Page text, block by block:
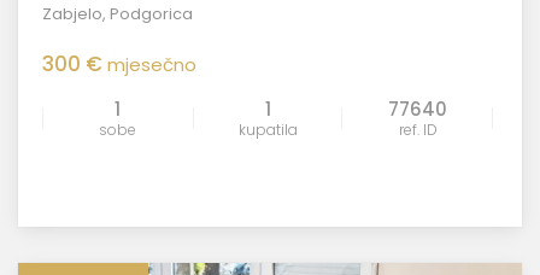
Zabjelo, Podgorica
300 €mjesečno
1
sobe
1
kupatila
77640
ref. ID